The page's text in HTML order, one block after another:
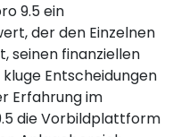
9.5 ein
der den Einzelnen
seinen finanziellen
Entscheidungen
Erfahrung im
die Vorbildplattform